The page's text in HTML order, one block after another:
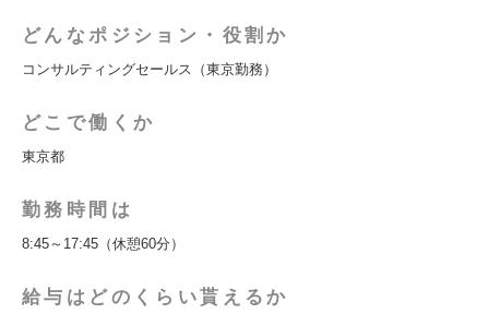
どんなポジション・役割か
コンサルティングセールス（東京勤務）
どこで働くか
東京都
勤務時間は
8:45～17:45（休憩60分）
給与はどのくらい貰えるか